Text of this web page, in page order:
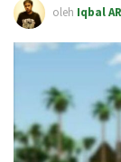
oleh Iqbal AR